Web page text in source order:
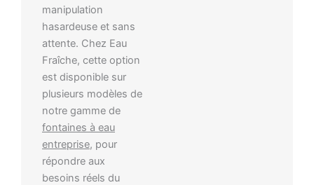
manipulation
hasardeuse et sans
attente. Chez Eau
Fraîche, cette option
est disponible sur
plusieurs modèles de
notre gamme de
fontaines à eau
entreprise, pour
répondre aux
besoins réels du